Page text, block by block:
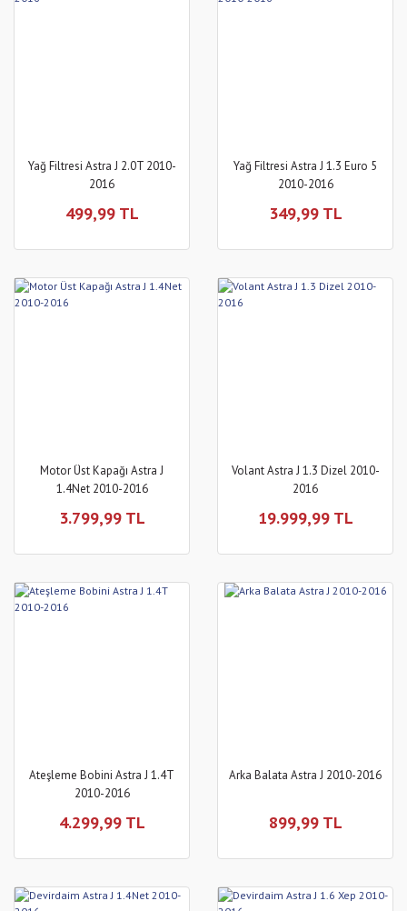
Yağ Filtresi Astra J 2.0T 2010-
2016
499,99 TL
Yağ Filtresi Astra J 1.3 Euro 5
2010-2016
349,99 TL
Motor Üst Kapağı Astra J
1.4Net 2010-2016
3.799,99 TL
Volant Astra J 1.3 Dizel 2010-
2016
19.999,99 TL
Ateşleme Bobini Astra J 1.4T
2010-2016
4.299,99 TL
Arka Balata Astra J 2010-2016
899,99 TL